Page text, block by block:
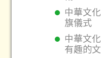
中華文
旗儀式
中華文
有趣的